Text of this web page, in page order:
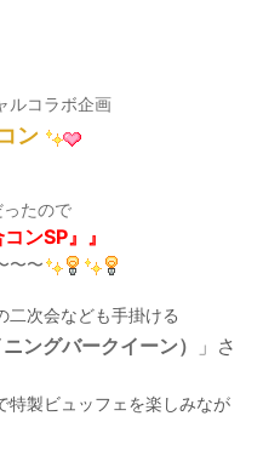
ルコラボ企画
ン
たので
ンSP』』
〜〜
二次会なども手掛ける
ニングバークイーン）
」さ
特製ビュッフェを楽しみなが